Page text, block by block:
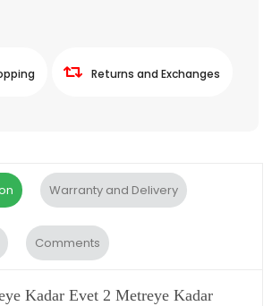
Returns and Exchanges
Warranty and Delivery
Comments
Kadar Evet 2 Metreye Kadar